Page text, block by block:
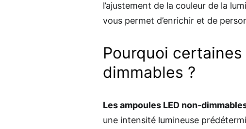
l’ajustement de la couleur de la
vous permet d’enrichir et de
Pourquoi
dimmables ?
Les ampoules LED non-
une intensité lumineuse